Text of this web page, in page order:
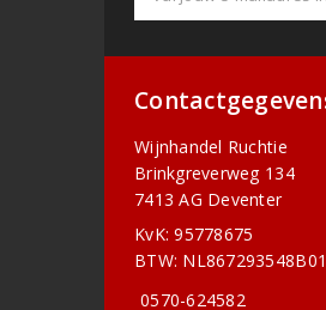
Wijnhandel Ruchtie
Brinkgreverweg 134
7413 AG Deventer
KvK: 95778675
BTW: NL867293548B01
0570-624582